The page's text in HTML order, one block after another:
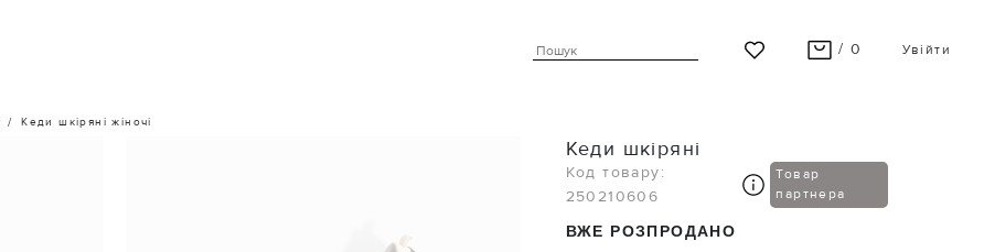
/ 0
Останні модні новинки чекають на Вас!
ПЕРЕГЛЯНУТИ
Увійти
Кеди шкіряні жіночі
Кеди шкіряні
Код товару:
250210606
Товар
партнера
ВЖЕ РОЗПРОДАНО